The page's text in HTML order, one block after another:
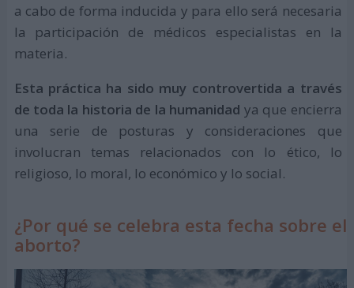
a cabo de forma inducida y para ello será necesaria
la participación de médicos especialistas en la
materia.
Esta práctica ha sido muy controvertida a través
de toda la historia de la humanidad ya que encierra
una serie de posturas y consideraciones que
involucran temas relacionados con lo ético, lo
religioso, lo moral, lo económico y lo social.
¿Por qué se celebra esta fecha sobre el
aborto?